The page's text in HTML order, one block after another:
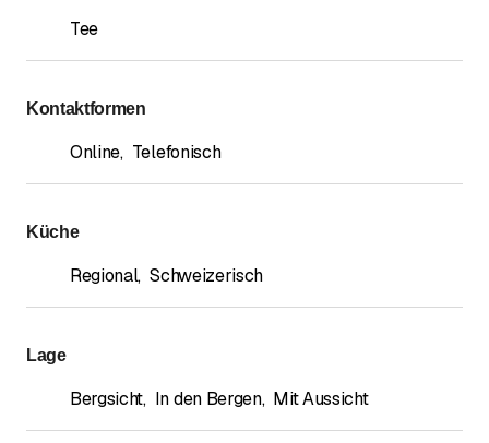
Tee
Kontaktformen
Online, Telefonisch
Küche
Regional, Schweizerisch
Lage
Bergsicht, In den Bergen, Mit Aussicht